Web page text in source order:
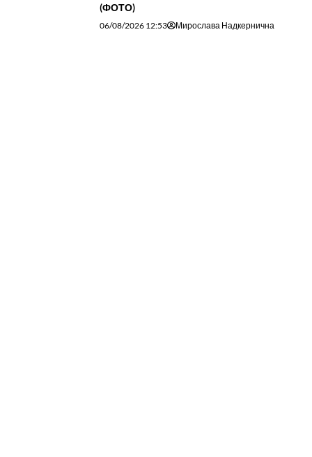
(ФОТО)
06/08/2026 12:53 Мирослава Надкернична